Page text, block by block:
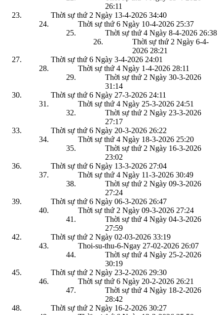
26:11
Thời sự thứ 2 Ngày 13-4-2026 34:40
Thời sự thứ 6 Ngày 10-4-2026 25:37
Thời sự thứ 4 Ngày 8-4-2026 26:38
Thời sự thứ 2 Ngày 6-4-
2026 28:21
Thời sự thứ 6 Ngày 3-4-2026 24:01
Thời sự thứ 4 Ngày 1-4-2026 28:11
Thời sự thứ 2 Ngày 30-3-2026
31:14
Thời sự thứ 6 Ngày 27-3-2026 24:11
Thời sự thứ 4 Ngày 25-3-2026 24:51
Thời sự thứ 2 Ngày 23-3-2026
27:17
Thời sự thứ 6 Ngày 20-3-2026 26:22
Thời sự thứ 4 Ngày 18-3-2026 25:20
Thời sự thứ 2 Ngày 16-3-2026
23:02
Thời sự thứ 6 Ngày 13-3-2026 27:04
Thời sự thứ 4 Ngày 11-3-2026 30:49
Thời sự thứ 2 Ngày 09-3-2026
27:24
Thời sự thứ 6 Ngày 06-3-2026 26:47
Thời sự thứ 2 Ngày 09-3-2026 27:24
Thời sự thứ 4 Ngày 04-3-2026
27:59
Thời sự thứ 2 Ngày 02-03-2026 33:19
Thoi-su-thu-6-Ngay 27-02-2026 26:07
Thời sự thứ 4 Ngày 25-2-2026
30:19
Thời sự thứ 2 Ngày 23-2-2026 29:30
Thời sự thứ 6 Ngày 20-2-2026 26:21
Thời sự thứ 4 Ngày 18-2-2026
28:42
Thời sự thứ 2 Ngày 16-2-2026 30:27